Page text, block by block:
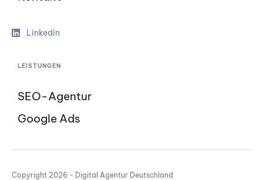
Linkedin
LEISTUNGEN
SEO-Agentur
Google Ads
Copyright 2026 - Digital Agentur Deutschland